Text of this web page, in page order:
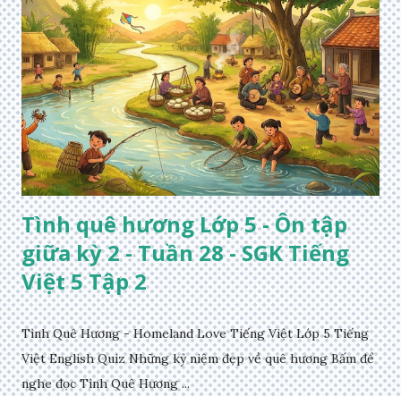
Tình quê hương Lớp 5 - Ôn tập
giữa kỳ 2 - Tuần 28 - SGK Tiếng
Việt 5 Tập 2
Tình Quê Hương - Homeland Love Tiếng Việt Lớp 5 Tiếng
Việt English Quiz Những kỷ niệm đẹp về quê hương Bấm để
nghe đọc Tình Quê Hương ...